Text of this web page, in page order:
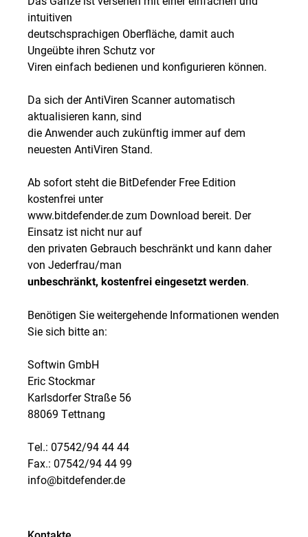
intuitiven
deutschsprachigen Oberfläche, damit auch
Ungeübte ihren Schutz vor
Viren einfach bedienen und konfigurieren können.
Da sich der AntiViren Scanner automatisch
aktualisieren kann, sind
die Anwender auch zukünftig immer auf dem
neuesten AntiViren Stand.
Ab sofort steht die BitDefender Free Edition
kostenfrei unter
www.bitdefender.de zum Download bereit. Der
Einsatz ist nicht nur auf
den privaten Gebrauch beschränkt und kann daher
von Jederfrau/man
unbeschränkt, kostenfrei eingesetzt werden.
Benötigen Sie weitergehende Informationen wenden
Sie sich bitte an:
Softwin GmbH
Eric Stockmar
Karlsdorfer Straße 56
88069 Tettnang
Tel.: 07542/94 44 44
Fax.: 07542/94 44 99
info@bitdefender.de